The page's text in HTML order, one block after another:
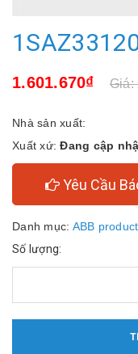
1.601.670₫ Giá:
Nhà sản xuất:
Xuất xứ:Đang cập
Yêu Cầu
Danh mục: ABB
Số lượng: